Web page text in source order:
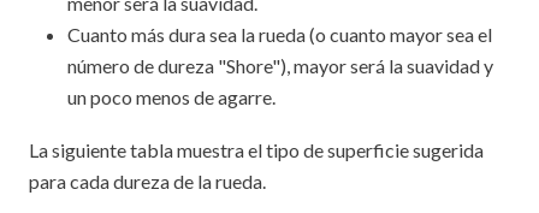
Cuanto más dura sea la rueda (o cuanto mayor sea el
número de dureza "Shore"), mayor será la suavidad y
un poco menos de agarre.
La siguiente tabla muestra el tipo de superficie sugerida
para cada dureza de la rueda.